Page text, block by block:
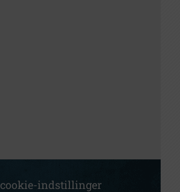
cookie-indstillinger